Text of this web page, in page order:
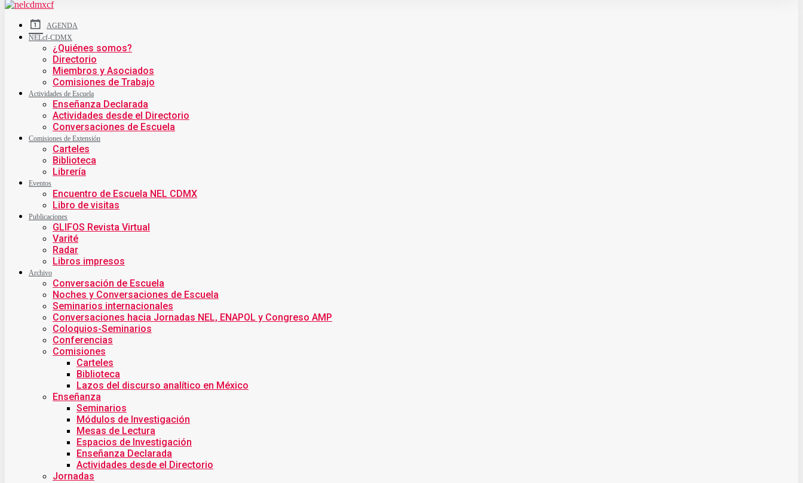
AGENDA
NELcf-CDMX
¿Quiénes somos?
Directorio
Miembros y Asociados
Comisiones de Trabajo
Actividades de Escuela
Enseñanza Declarada
Actividades desde el Directorio
Conversaciones de Escuela
Comisiones de Extensión
Carteles
Biblioteca
Librería
Eventos
Encuentro de Escuela NEL CDMX
Libro de visitas
Publicaciones
GLIFOS Revista Virtual
Varité
Radar
Libros impresos
Archivo
Conversación de Escuela
Noches y Conversaciones de Escuela
Seminarios internacionales
Conversaciones hacia Jornadas NEL, ENAPOL y Congreso AMP
Coloquios-Seminarios
Conferencias
Comisiones
Carteles
Biblioteca
Lazos del discurso analítico en México
Enseñanza
Seminarios
Módulos de Investigación
Mesas de Lectura
Espacios de Investigación
Enseñanza Declarada
Actividades desde el Directorio
Jornadas